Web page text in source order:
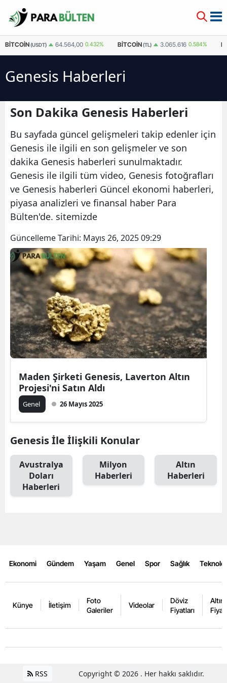
BITCOIN(USDT) 64.564,00 0.432% BITCOIN(TL) 3.065.616 0.584%
Genesis Haberleri
Son Dakika Genesis Haberleri
Bu sayfada güncel gelişmeleri takip edenler için
Genesis ile ilgili en son gelişmeler ve son
dakika Genesis haberleri sunulmaktadır.
Genesis ile ilgili tüm video, Genesis fotoğrafları
ve Genesis haberleri Güncel ekonomi haberleri,
piyasa analizleri ve finansal haber Para
Bülten'de. sitemizde
Güncelleme Tarihi: Mayıs 26, 2025 09:29
Maden Şirketi Genesis, Laverton Altın
Projesi'ni Satın Aldı
Genel 26 Mayıs 2025
Genesis İle İlişkili Konular
Avustralya
Doları
Haberleri
Milyon
Haberleri
Altın
Haberleri
Ekonomi Gündem Yaşam Genel Spor Sağlık
Künye İletişim
Foto
Galeriler
Videolar
Döviz
Fiyatları
Altın
RSS Copyright © 2026 . Her hakkı saklıdır.